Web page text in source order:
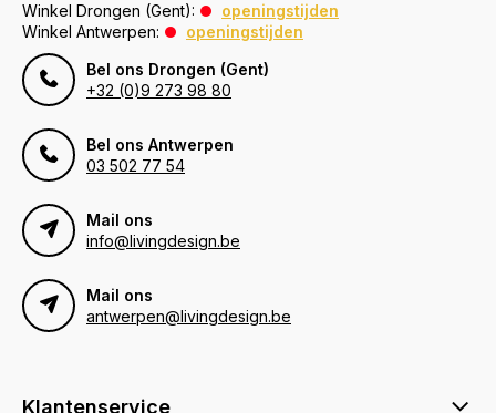
Winkel Drongen (Gent):
openingstijden
Winkel Antwerpen:
openingstijden
Bel ons Drongen (Gent)
+32 (0)9 273 98 80
Bel ons Antwerpen
03 502 77 54
Mail ons
info@livingdesign.be
Mail ons
antwerpen@livingdesign.be
Klantenservice